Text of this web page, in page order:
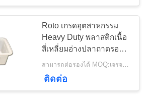
ดร็อตโต้ตาม
Roto เกรดอุตสาหกรรม
Heavy Duty พลาสติกเนื้อ
สี่เหลี่ยมอ่างปลาถาดรอง
น้ำหยดสำหรับการแช่แข็ง
สามารถต่อรองได้ MOQ:เจรจาต่อรอง
ติดต่อ